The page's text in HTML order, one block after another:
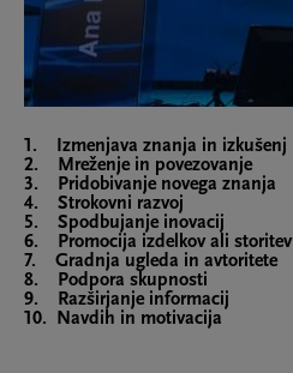
1. Izmenjava znanja in izkušenj
2. Mreženje in povezovanje
3. Pridobivanje novega znanja
4. Strokovni razvoj
5. Spodbujanje inovacij
6. Promocija izdelkov ali storitev
7. Gradnja ugleda in avtoritete
8. Podpora skupnosti
9. Razširjanje informacij
10. Navdih in motivacija